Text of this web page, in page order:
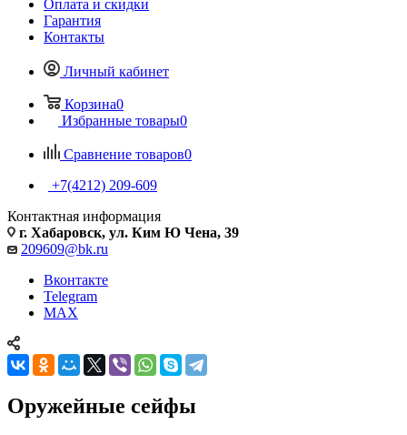
Оплата и скидки
Гарантия
Контакты
Личный кабинет
Корзина0
Избранные товары0
Сравнение товаров0
+7(4212) 209-609
Контактная информация
г. Хабаровск, ул. Ким Ю Чена, 39
209609@bk.ru
Вконтакте
Telegram
MAX
Оружейные сейфы